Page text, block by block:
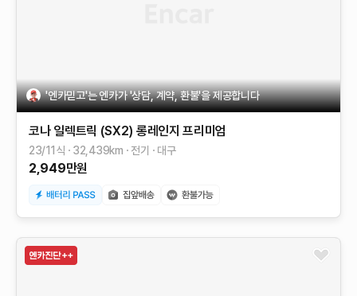
'엔카믿고'는 엔카가 '상담, 계약, 환불'을 제공합니다
코나 일렉트릭 (SX2) 롱레인지 프리미엄
23/11식 32,439km 전기 대구
2,949만원